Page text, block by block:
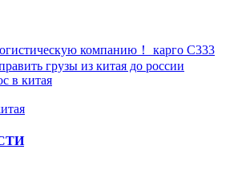
компанию！ карго C333
грузы из китая до россии
в китая